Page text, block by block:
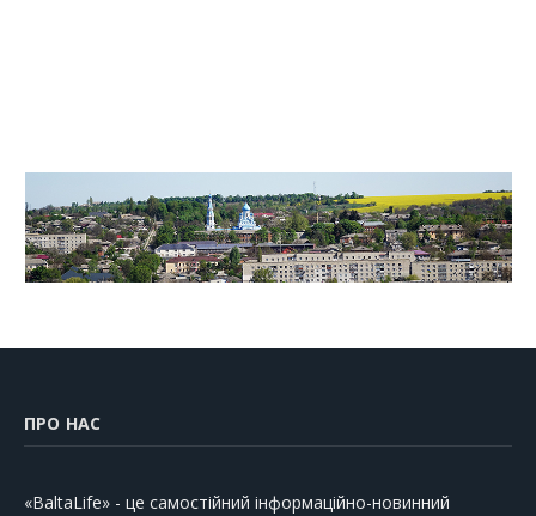
ПРО НАС
«BaltaLife» - це самостійний інформаційно-новинний